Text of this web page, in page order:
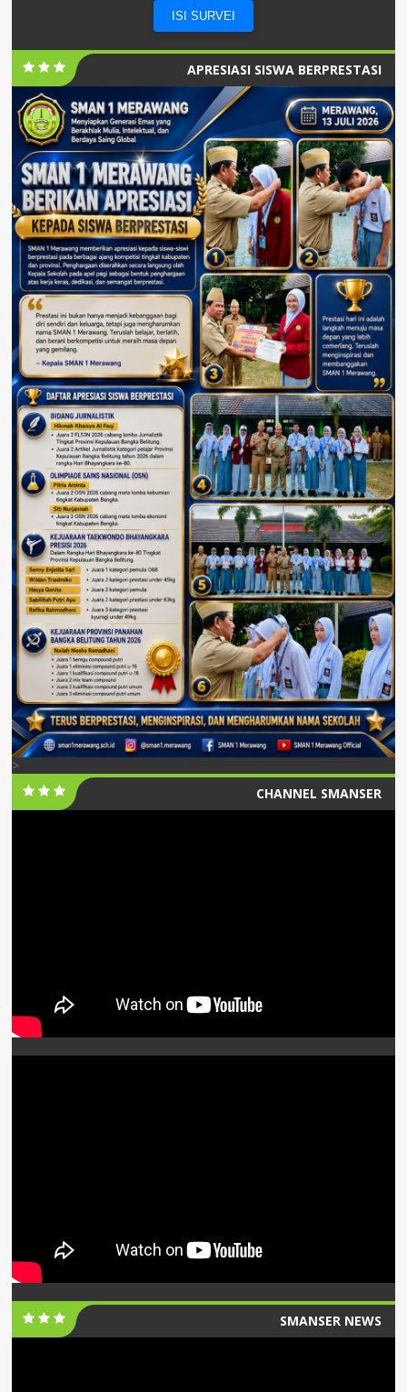
ISI SURVEI
APRESIASI SISWA BERPRESTASI
>
CHANNEL SMANSER
SMANSER NEWS